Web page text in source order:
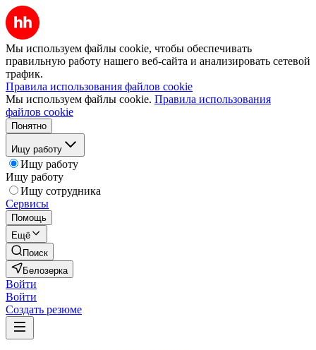
Мы используем файлы cookie, чтобы обеспечивать
правильную работу нашего веб-сайта и анализировать сетевой
трафик.
Правила использования файлов cookie
Мы используем файлы cookie. Правила использования
файлов cookie
Понятно
Ищу работу
Ищу работу
Ищу работу
Ищу сотрудника
Сервисы
Помощь
Ещё
Поиск
Белозерка
Войти
Войти
Создать резюме